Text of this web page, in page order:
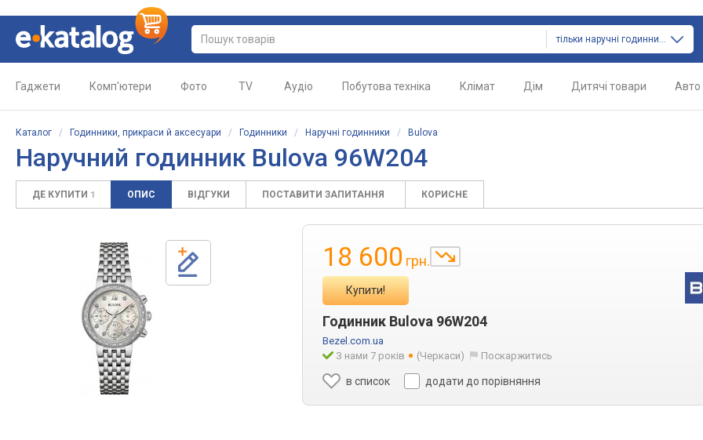
тільки наручні годинники
Гаджети Комп'ютери Фото TV Аудіо Побутова техніка Клімат Дім Дитячі товари Авто
Каталог / Годинники, прикраси й аксесуари / Годинники / Наручні годинники / Bulova
Наручний годинник Bulova 96W204
ДЕ КУПИТИ 1 ОПИС ВІДГУКИ ПОСТАВИТИ ЗАПИТАННЯ КОРИСНЕ
18 600 грн.
Купити!
Годинник Bulova 96W204
Bezel.com.ua
З нами 7 років
(Черкаси) Поскаржитись
в список додати до порівняння